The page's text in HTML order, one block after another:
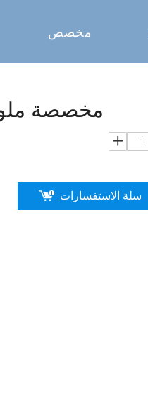
مخصص
مخصصة
سلة الاستفسارات